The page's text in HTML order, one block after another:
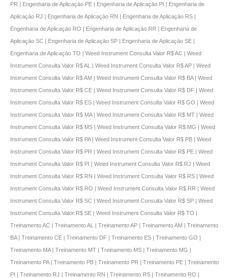
PR | Engenharia de Aplicaçāo PE | Engenharia de Aplicaçāo PI | Engenharia de
Aplicaçāo RJ | Engenharia de Aplicaçāo RN | Engenharia de Aplicaçāo RS |
Engenharia de Aplicaçāo RO | Engenharia de Aplicaçāo RR | Engenharia de
Aplicaçāo SC | Engenharia de Aplicaçāo SP | Engenharia de Aplicaçāo SE |
Engenharia de Aplicaçāo TO | Weed Instrument Consulta Valor R$ AC | Weed
Instrument Consulta Valor R$ AL | Weed Instrument Consulta Valor R$ AP | Weed
Instrument Consulta Valor R$ AM | Weed Instrument Consulta Valor R$ BA | Weed
Instrument Consulta Valor R$ CE | Weed Instrument Consulta Valor R$ DF | Weed
Instrument Consulta Valor R$ ES | Weed Instrument Consulta Valor R$ GO | Weed
Instrument Consulta Valor R$ MA | Weed Instrument Consulta Valor R$ MT | Weed
Instrument Consulta Valor R$ MS | Weed Instrument Consulta Valor R$ MG | Weed
Instrument Consulta Valor R$ PA | Weed Instrument Consulta Valor R$ PB | Weed
Instrument Consulta Valor R$ PR | Weed Instrument Consulta Valor R$ PE | Weed
Instrument Consulta Valor R$ PI | Weed Instrument Consulta Valor R$ RJ | Weed
Instrument Consulta Valor R$ RN | Weed Instrument Consulta Valor R$ RS | Weed
Instrument Consulta Valor R$ RO | Weed Instrument Consulta Valor R$ RR | Weed
Instrument Consulta Valor R$ SC | Weed Instrument Consulta Valor R$ SP | Weed
Instrument Consulta Valor R$ SE | Weed Instrument Consulta Valor R$ TO |
Treinamento AC | Treinamento AL | Treinamento AP | Treinamento AM | Treinamento
BA | Treinamento CE | Treinamento DF | Treinamento ES | Treinamento GO |
Treinamento MA | Treinamento MT | Treinamento MS | Treinamento MG |
Treinamento PA | Treinamento PB | Treinamento PR | Treinamento PE | Treinamento
PI | Treinamento RJ | Treinamento RN | Treinamento RS | Treinamento RO |